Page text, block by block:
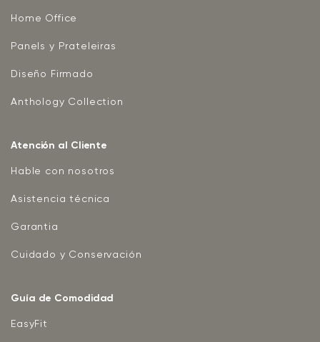
Home Office
Panels y Prateleiras
Diseño Firmado
Anthology Collection
Atención al Cliente
Hable con nosotros
Asistencia técnica
Garantia
Cuidado y Conservación
Guía de Comodidad
EasyFit